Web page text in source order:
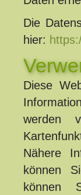
Die
hier:
Diese
werden
Nähere
können
können